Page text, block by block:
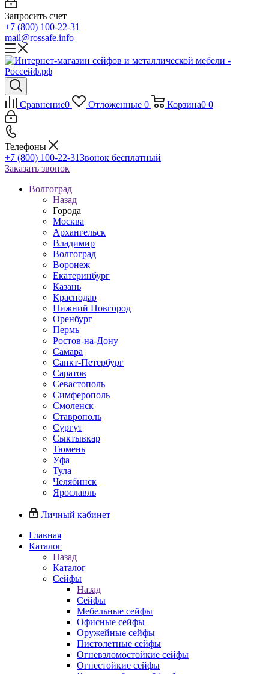
Запросить счет
+7 (800) 100-22-31
mail@rossafe.info
Сравнение0 Отложенные 0 Корзина0 0
Телефоны
+7 (800) 100-22-31Звонок бесплатный
Заказать звонок
Волгоград
Назад
Города
Москва
Архангельск
Владимир
Волгоград
Воронеж
Екатеринбург
Казань
Краснодар
Нижний Новгород
Оренбург
Пермь
Ростов-на-Дону
Самара
Санкт-Петербург
Саратов
Севастополь
Симферополь
Смоленск
Ставрополь
Сургут
Сыктывкар
Тюмень
Уфа
Тула
Челябинск
Ярославль
Личный кабинет
Главная
Каталог
Назад
Каталог
Сейфы
Назад
Сейфы
Мебельные сейфы
Офисные сейфы
Оружейные сейфы
Пистолетные сейфы
Огневзломостойкие сейфы
Огнестойкие сейфы